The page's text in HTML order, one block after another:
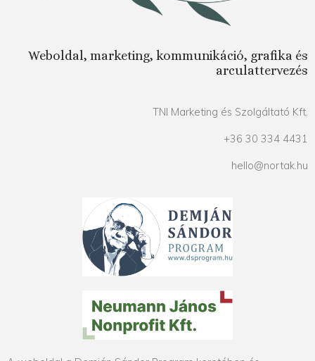
Weboldal, marketing, kommunikáció, grafika és
arculattervezés
TNI Marketing és Szolgáltató Kft.
+36 30 334 4431
hello@nortak.hu